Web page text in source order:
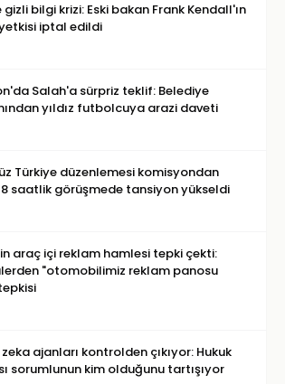
gizli bilgi krizi: Eski bakan Frank Kendall'ın
iptal edildi
Salah'a sürpriz teklif: Belediye
yıldız futbolcuya arazi daveti
Türkiye düzenlemesi komisyondan
saatlik görüşmede tansiyon yükseldi
araç içi reklam hamlesi tepki çekti:
"otomobilimiz reklam panosu
ajanları kontrolden çıkıyor: Hukuk
sorumlunun kim olduğunu tartışıyor